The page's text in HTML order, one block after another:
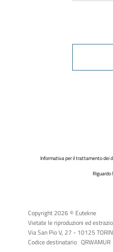
Informativa per il trattamento dei
Riguardo
Copyright 2026 © Eutekne
Vietate le riproduzioni ed
Via San Pio V, 27 - 10125
Codice destinatario QRWAMUR